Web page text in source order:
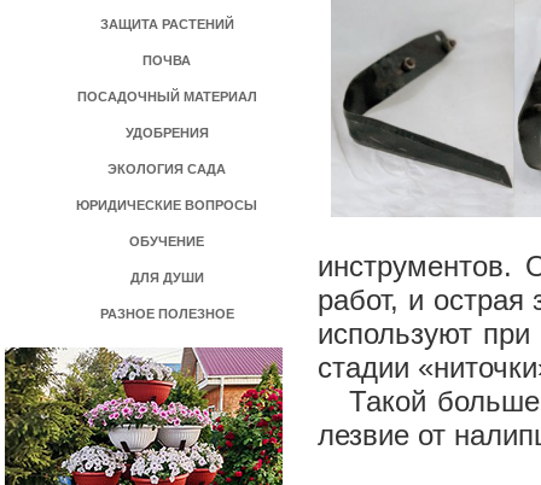
ЗАЩИТА РАСТЕНИЙ
ПОЧВА
ПОСАДОЧНЫЙ МАТЕРИАЛ
УДОБРЕНИЯ
ЭКОЛОГИЯ САДА
ЮРИДИЧЕСКИЕ ВОПРОСЫ
ОБУЧЕНИЕ
ДЛЯ ДУШИ
РАЗНОЕ ПОЛЕЗНОЕ
инструментов.
работ, и
используют
стадии
Такой больше
лезвие от